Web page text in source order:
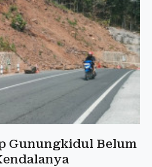
Gunungkidul Belum